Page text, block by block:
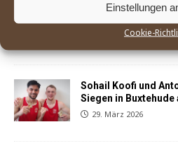
Einstellungen
Cookie-
England Boxing
»East Midland« als
25. April 2026
Sohail Koofi und
Siegen in
29. März 2026